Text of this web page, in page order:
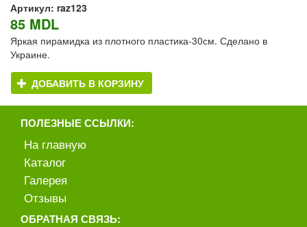
Артикул: raz123
85 MDL
Яркая пирамидка из плотного пластика-30см. Сделано в
Украине.
ДОБАВИТЬ В КОРЗИНУ
ПОЛЕЗНЫЕ ССЫЛКИ:
На главную
Каталог
Галерея
Отзывы
ОБРАТНАЯ СВЯЗЬ: